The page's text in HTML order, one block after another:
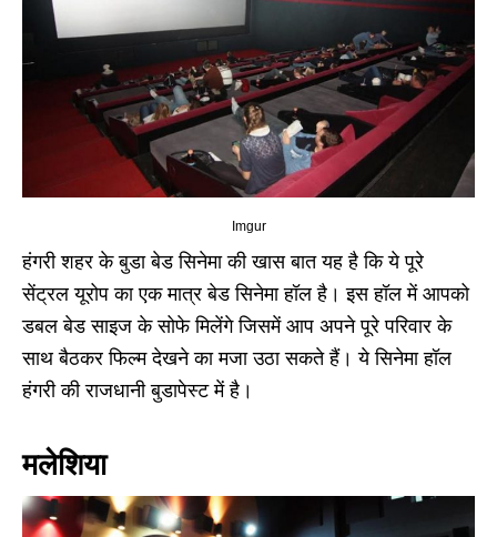
Imgur
हंगरी शहर के बुडा बेड सिनेमा की खास बात यह है कि ये पूरे
सेंट्रल यूरोप का एक मात्र बेड सिनेमा हॉल है। इस हॉल में आपको
डबल बेड साइज के सोफे मिलेंगे जिसमें आप अपने पूरे परिवार के
साथ बैठकर फिल्म देखने का मजा उठा सकते हैं। ये सिनेमा हॉल
हंगरी की राजधानी बुडापेस्ट में है।
मलेशिया